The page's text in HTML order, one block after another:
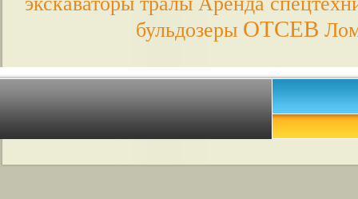
бульдозеры ОТСЕВ